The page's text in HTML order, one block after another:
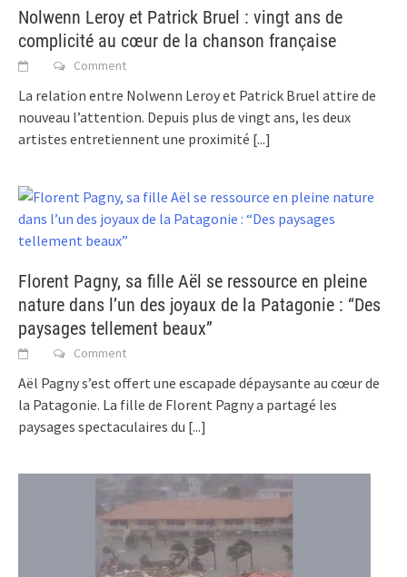
Nolwenn Leroy et Patrick Bruel : vingt ans de
complicité au cœur de la chanson française
Comment
La relation entre Nolwenn Leroy et Patrick Bruel attire de
nouveau l’attention. Depuis plus de vingt ans, les deux
artistes entretiennent une proximité [...]
Florent Pagny, sa fille Aël se ressource en pleine
nature dans l’un des joyaux de la Patagonie : “Des
paysages tellement beaux”
Comment
Aël Pagny s’est offert une escapade dépaysante au cœur de
la Patagonie. La fille de Florent Pagny a partagé les
paysages spectaculaires du [...]